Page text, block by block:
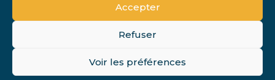
Accepter
Refuser
Voir les préférences
Footer
PLAN DU SITE
MENTIONS LÉGALES